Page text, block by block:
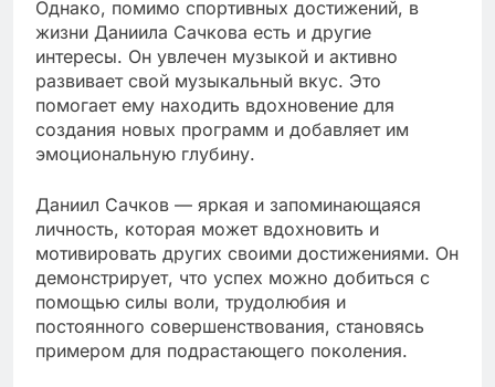
Однако, помимо спортивных достижений, в
жизни Даниила Сачкова есть и другие
интересы. Он увлечен музыкой и активно
развивает свой музыкальный вкус. Это
помогает ему находить вдохновение для
создания новых программ и добавляет им
эмоциональную глубину.
Даниил Сачков — яркая и запоминающаяся
личность, которая может вдохновить и
мотивировать других своими достижениями. Он
демонстрирует, что успех можно добиться с
помощью силы воли, трудолюбия и
постоянного совершенствования, становясь
примером для подрастающего поколения.